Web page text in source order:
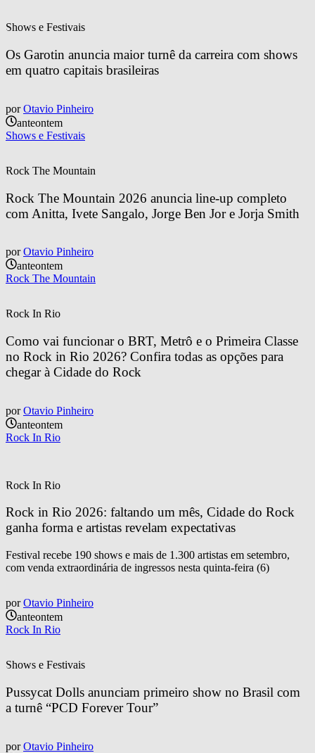
Shows e Festivais
Os Garotin anuncia maior turnê da carreira com shows
em quatro capitais brasileiras
por Otavio Pinheiro
anteontem
Shows e Festivais
Rock The Mountain
Rock The Mountain 2026 anuncia line-up completo
com Anitta, Ivete Sangalo, Jorge Ben Jor e Jorja Smith
por Otavio Pinheiro
anteontem
Rock The Mountain
Rock In Rio
Como vai funcionar o BRT, Metrô e o Primeira Classe
no Rock in Rio 2026? Confira todas as opções para
chegar à Cidade do Rock
por Otavio Pinheiro
anteontem
Rock In Rio
Rock In Rio
Rock in Rio 2026: faltando um mês, Cidade do Rock
ganha forma e artistas revelam expectativas
Festival recebe 190 shows e mais de 1.300 artistas em setembro,
com venda extraordinária de ingressos nesta quinta-feira (6)
por Otavio Pinheiro
anteontem
Rock In Rio
Shows e Festivais
Pussycat Dolls anunciam primeiro show no Brasil com
a turnê “PCD Forever Tour”
por Otavio Pinheiro